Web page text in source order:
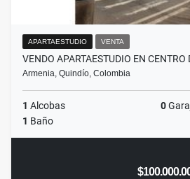
APARTAESTUDIO VENTA
VENDO APARTAESTUDIO EN CENTRO
Armenia, Quindío, Colombia
1 Alcobas 0
1 Baño